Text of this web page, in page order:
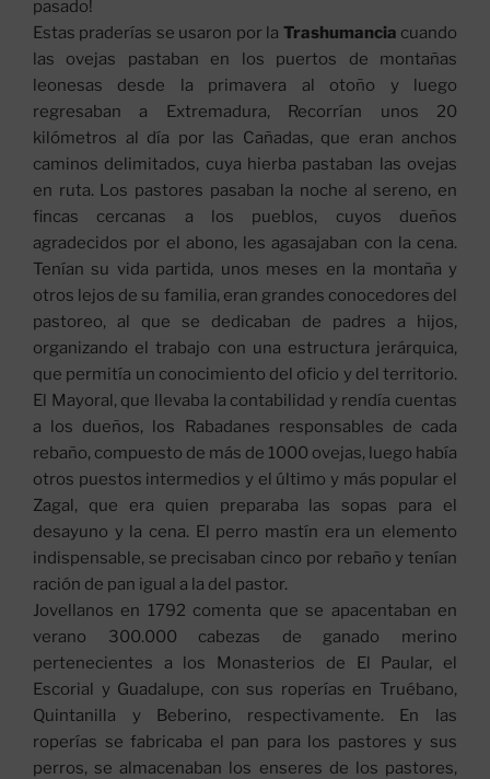
pasado!
Estas praderías se usaron por la Trashumancia cuando
las ovejas pastaban en los puertos de montañas
leonesas desde la primavera al otoño y luego
regresaban a Extremadura, Recorrían unos 20
kilómetros al día por las Cañadas, que eran anchos
caminos delimitados, cuya hierba pastaban las ovejas
en ruta. Los pastores pasaban la noche al sereno, en
fincas cercanas a los pueblos, cuyos dueños
agradecidos por el abono, les agasajaban con la cena.
Tenían su vida partida, unos meses en la montaña y
otros lejos de su familia, eran grandes conocedores del
pastoreo, al que se dedicaban de padres a hijos,
organizando el trabajo con una estructura jerárquica,
que permitía un conocimiento del oficio y del territorio.
El Mayoral, que llevaba la contabilidad y rendía cuentas
a los dueños, los Rabadanes responsables de cada
rebaño, compuesto de más de 1000 ovejas, luego había
otros puestos intermedios y el último y más popular el
Zagal, que era quien preparaba las sopas para el
desayuno y la cena. El perro mastín era un elemento
indispensable, se precisaban cinco por rebaño y tenían
ración de pan igual a la del pastor.
Jovellanos en 1792 comenta que se apacentaban en
verano 300.000 cabezas de ganado merino
pertenecientes a los Monasterios de El Paular, el
Escorial y Guadalupe, con sus roperías en Truébano,
Quintanilla y Beberino, respectivamente. En las
roperías se fabricaba el pan para los pastores y sus
perros, se almacenaban los enseres de los pastores,